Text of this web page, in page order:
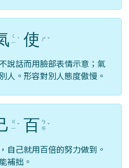
ㄑ
ㄧ ˋ 使 ㄕ ˇ
說話而用臉部表情示意；氣
人。形容對別人態度傲慢。
ㄐ
ㄧ ˇ 百 ㄅ
ㄞ ˇ
自己就用百倍的努力做到。
補拙。